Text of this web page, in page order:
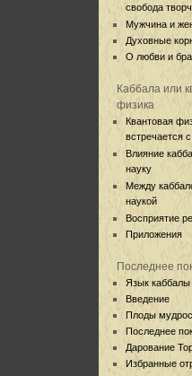
свобода
Мужчина и
Духовные
О любви и
Каббала или
физика
Квантовая
встречается
Влияние
науку
Между
наукой
Восприятие
Приложения
Последнее
Язык каббалы
Введение
Плоды
Последнее
Дарование
Избранные